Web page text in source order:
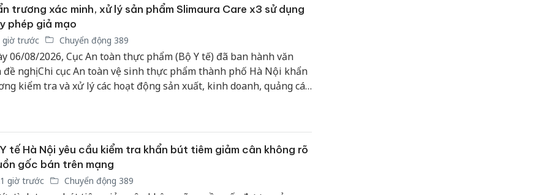
trương xác minh, xử lý sản phẩm Slimaura Care x3 sử dụng
phép giả mạo
giờ trước Chuyển động 389
06/08/2026, Cục An toàn thực phẩm (Bộ Y tế) đã ban hành văn
đề nghị Chi cục An toàn vệ sinh thực phẩm thành phố Hà Nội khẩn
kiểm tra và xử lý các hoạt động sản xuất, kinh doanh, quảng cáo
không có thực trên cơ sở dữ liệu quản lý.
tế Hà Nội yêu cầu kiểm tra khẩn bút tiêm giảm cân không rõ
gốc bán trên mạng
giờ trước Chuyển động 389